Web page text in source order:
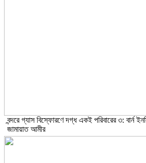
বন্দরে গ্যাস বিস্ফোরণে দগ্ধ একই পরিবারের ৩: বার্ন
জামায়াত আমীর